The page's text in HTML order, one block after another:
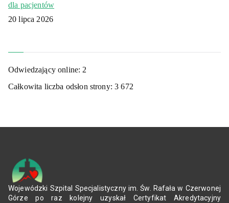
dla pacjentów
20 lipca 2026
Odwiedzający online: 2
Całkowita liczba odsłon strony:3 672
Wojewódzki Szpital Specjalistyczny im. Św. Rafała w Czerwonej
Górze po raz kolejny uzyskał Certyfikat Akredytacyjny